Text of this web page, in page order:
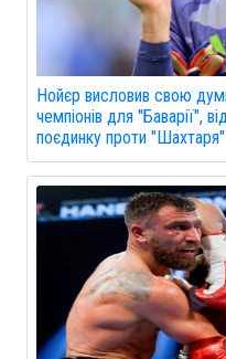
Нойєр висловив свою
чемпіонів для "Баварії",
поєдинку проти